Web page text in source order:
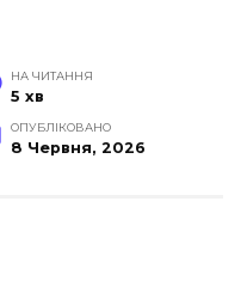
НА ЧИТАННЯ
5 хв
ОПУБЛІКОВАНО
8 Червня, 2026